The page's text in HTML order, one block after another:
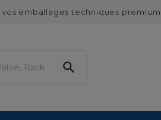
emballages techniques premium
